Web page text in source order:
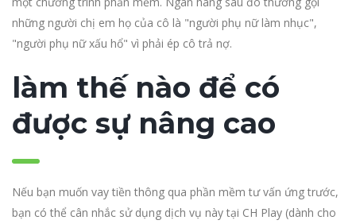
những người chị em họ của cô là "người phụ nữ làm nhục",
"người phụ nữ xấu hổ" vì phải ép cô trả nợ.
làm thế nào để có
được sự nâng cao
Nếu bạn muốn vay tiền thông qua phần mềm tư vấn ứng trước,
bạn có thể cân nhắc sử dụng dịch vụ này tại CH Play (dành cho